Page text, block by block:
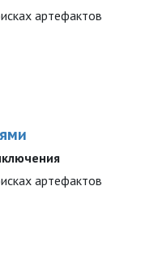
артефактов
артефактов